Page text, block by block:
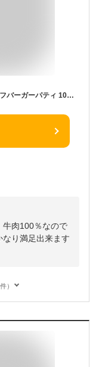
ハンバーガー パテ パティ 業務用 北海道ビーフバーガーパティ 100g×5枚 冷凍 牛肉 100% 北海道製造 肉汁 グルメバーガー バーガー ハンバーガー BBQ 焼成 食品 畜産 バーベキュー ピクニック お家ごはん
牛肉100％なので
り満足出来ます
）